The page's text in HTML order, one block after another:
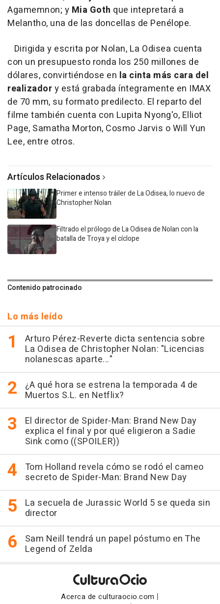
Agamemnon; y Mia Goth que intepretará a
Melantho, una de las doncellas de Penélope.
Dirigida y escrita por Nolan, La Odisea cuenta
con un presupuesto ronda los 250 millones de
dólares, convirtiéndose en la cinta más cara del
realizadory está grabada íntegramente en IMAX
de 70 mm, su formato predilecto. El reparto del
filme también cuenta con Lupita Nyong'o, Elliot
Page, Samatha Morton, Cosmo Jarvis o Will Yun
Lee, entre otros.
Artículos Relacionados
Primer e intenso tráiler de La Odisea, lo nuevo de
Christopher Nolan
Filtrado el prólogo de La Odisea de Nolan con la
batalla de Troya y el cíclope
Contenido patrocinado
Lo más leído
Arturo Pérez-Reverte dicta sentencia sobre
La Odisea de Christopher Nolan: "Licencias
nolanescas aparte..."
¿A qué hora se estrena la temporada 4 de
Muertos S.L. en Netflix?
El director de Spider-Man: Brand New Day
explica el final y por qué eligieron a Sadie
Sink como ((SPOILER))
Tom Holland revela cómo se rodó el cameo
secreto de Spider-Man: Brand New Day
La secuela de Jurassic World 5 se queda sin
director
Sam Neill tendrá un papel póstumo en The
Legend of Zelda
Acerca de culturaocio.com |